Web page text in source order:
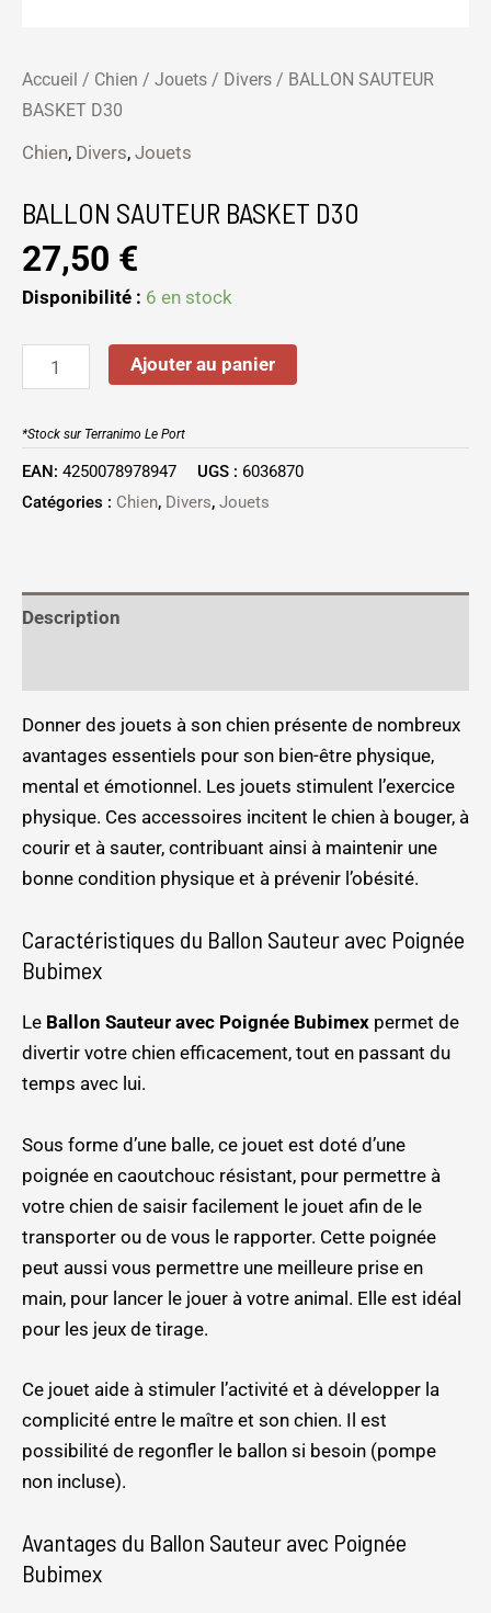
Accueil / Chien / Jouets / Divers / BALLON SAUTEUR
BASKET D30
Chien, Divers, Jouets
BALLON SAUTEUR BASKET D30
27,50 €
Disponibilité : 6 en stock
Ajouter au panier
*Stock sur Terranimo Le Port
EAN: 4250078978947 UGS : 6036870
Catégories : Chien, Divers, Jouets
Description
Donner des jouets à son chien présente de nombreux
avantages essentiels pour son bien-être physique,
mental et émotionnel. Les jouets stimulent l’exercice
physique. Ces accessoires incitent le chien à bouger, à
courir et à sauter, contribuant ainsi à maintenir une
bonne condition physique et à prévenir l’obésité.
Caractéristiques du Ballon Sauteur avec Poignée
Bubimex
Le Ballon Sauteur avec Poignée Bubimex permet de
divertir votre chien efficacement, tout en passant du
temps avec lui.
Sous forme d’une balle, ce jouet est doté d’une
poignée en caoutchouc résistant, pour permettre à
votre chien de saisir facilement le jouet afin de le
transporter ou de vous le rapporter. Cette poignée
peut aussi vous permettre une meilleure prise en
main, pour lancer le jouer à votre animal. Elle est idéal
pour les jeux de tirage.
Ce jouet aide à stimuler l’activité et à développer la
complicité entre le maître et son chien. Il est
possibilité de regonfler le ballon si besoin (pompe
non incluse).
Avantages du Ballon Sauteur avec Poignée
Bubimex